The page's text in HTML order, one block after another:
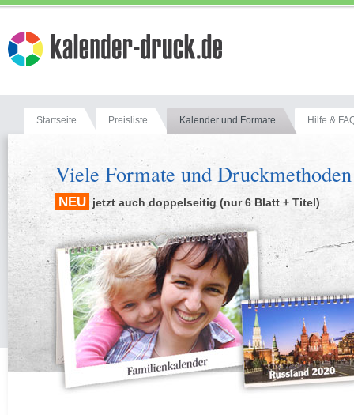
Startseite Preisliste Kalender und Formate Hilfe &
Viele Formate und Druckmethoden
NEU jetzt auch doppelseitig (nur 6 Blatt + Titel)